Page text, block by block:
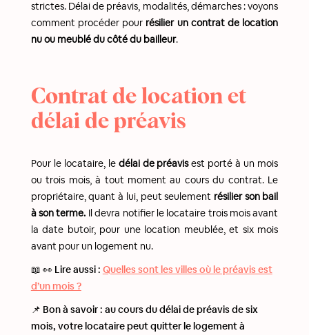
strictes. Délai de préavis, modalités, démarches : voyons
comment procéder pour résilier un contrat de location
nu ou meublé du côté du bailleur.
Contrat de location et
délai de préavis
Pour le locataire, le délai de préavisest porté à un mois
ou trois mois, à tout moment au cours du contrat. Le
propriétaire, quant à lui, peut seulement résilier son bail
à son terme. Il devra notifier le locataire trois mois avant
la date butoir, pour une location meublée, et six mois
avant pour un logement nu.
📖 👀 Lire aussi : Quelles sont les villes où le préavis est
d’un mois ?
📌 Bon à savoir : au cours du délai de préavis de six
mois, votre locataire peut quitter le logement à